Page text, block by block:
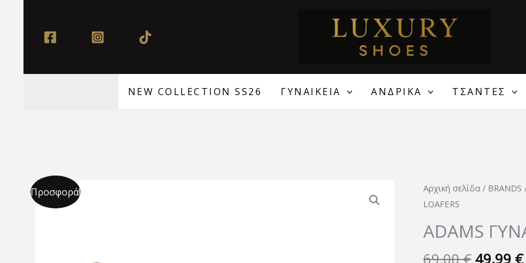
περιεχόμενο
NEW COLLECTION SS26 ΓΥΝΑΙΚΕΙΑ ΑΝΔΡΙΚΑ ΤΣΑΝΤΕΣ
Προσφορά! Αρχική σελίδα/ BRANDS
LOAFERS
ADAMS
69,00€
Original
69,00 €.
49,99 €
ADAMS
ΓΥΝΑΙΚΕΙΑ
LOAFERS